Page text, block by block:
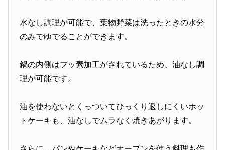
水なし調理が可能で、葉物野菜は洗ったときの水分
のみでゆでることができます。
鍋の内側はフッ素加工がされているため、油なし調
理が可能です。
油を使わないとくっついてひっくり返しにくいホッ
トケーキも、油なしでムラなく焼きあがります。